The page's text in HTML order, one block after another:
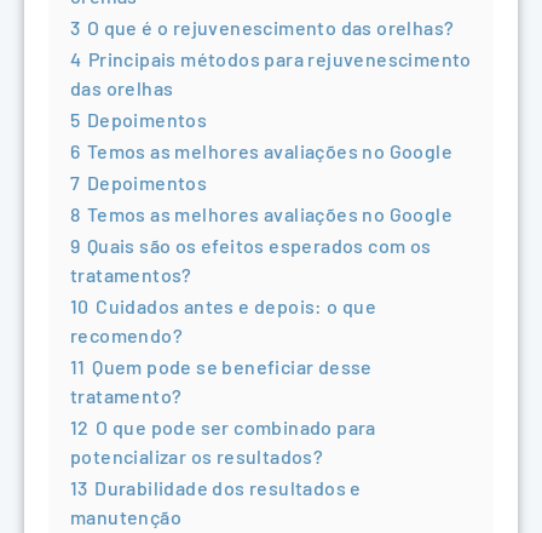
3 O que é o rejuvenescimento das orelhas?
4 Principais métodos para rejuvenescimento
das orelhas
5 Depoimentos
6 Temos as melhores avaliações no Google
7 Depoimentos
8 Temos as melhores avaliações no Google
9 Quais são os efeitos esperados com os
tratamentos?
10 Cuidados antes e depois: o que
recomendo?
11 Quem pode se beneficiar desse
tratamento?
12 O que pode ser combinado para
potencializar os resultados?
13 Durabilidade dos resultados e
manutenção